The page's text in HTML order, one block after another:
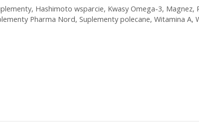
, Hashimoto wsparcie, Kwasy Omega-3, Magnez,
Pharma Nord, Suplementy polecane, Witamina A,